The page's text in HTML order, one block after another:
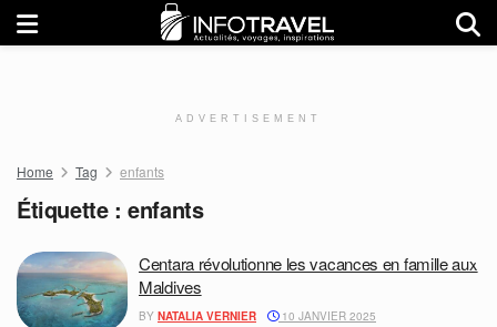
ADVERTISEMENT
Home Tag enfants
Étiquette :enfants
Centara révolutionne les vacances en famille aux
Maldives
BY NATALIA VERNIER 10 JANVIER 2025